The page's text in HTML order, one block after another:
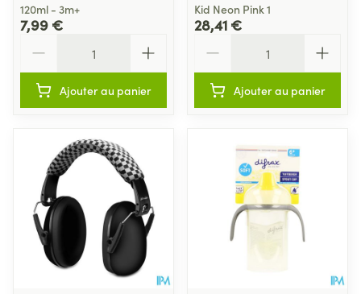
120ml - 3m+
7,99 €
Ajouter au panier
Kid Neon Pink 1
28,41 €
Ajouter au panier